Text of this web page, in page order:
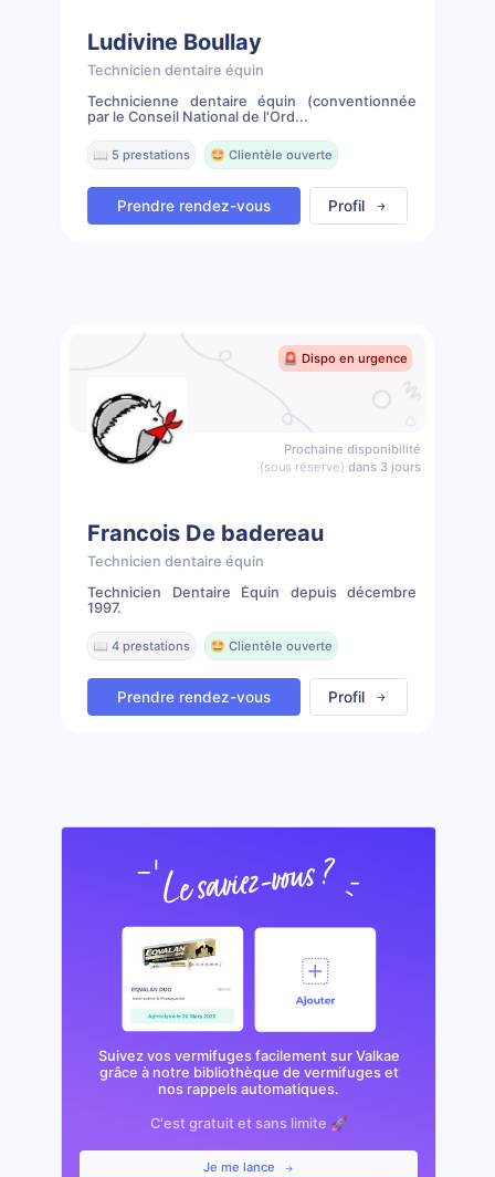
Ludivine Boullay
Technicien dentaire équin
Technicienne dentaire équin (conventionnée
par le Conseil National de l'Ord...
📖 5 prestations 🤩 Clientèle ouverte
Prendre rendez-vous Profil
🚨 Dispo en urgence
Prochaine disponibilité
(sous réserve) dans 3 jours
Francois De badereau
Technicien dentaire équin
Technicien Dentaire Équin depuis décembre
1997.
📖 4 prestations 🤩 Clientèle ouverte
Prendre rendez-vous Profil
Suivez vos vermifuges facilement sur Valkae
grâce à notre bibliothèque de vermifuges et
nos rappels automatiques.
C'est gratuit et sans limite 🚀
Je me lance